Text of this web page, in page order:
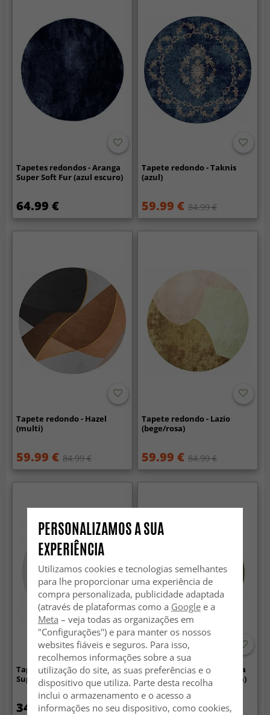
Tapetes redondos - Aranga
Super Soft Fur (azul escuro)
64.99 €
Tapete redondo - Taknis
(azul)
59.99 € 84.99 €
Tapete redondo - Hazel
(multi)
59.99 € 84.99 €
Tapete redondo - Lazio
(bege/rosa)
59.99 € 84.99 €
Tapetes redondos - Aranga
Super Soft Fur (branco)
34.99 €
Tapetes redondos - Aranga
Super Soft Fur (verde oliva)
34.99 €
PERSONALIZAMOS A SUA
EXPERIÊNCIA
Utilizamos cookies e tecnologias semelhantes
para lhe proporcionar uma experiência de
compra personalizada, publicidade adaptada
(através de plataformas como a Googlee a
Meta – veja todas as organizações em
"Configurações") e para manter os nossos
websites fiáveis e seguros. Para isso,
recolhemos informações sobre a sua
utilização do site, as suas preferências e o
dispositivo que utiliza. Parte desta recolha
inclui o armazenamento e o acesso a
informações no seu dispositivo, como cookies,